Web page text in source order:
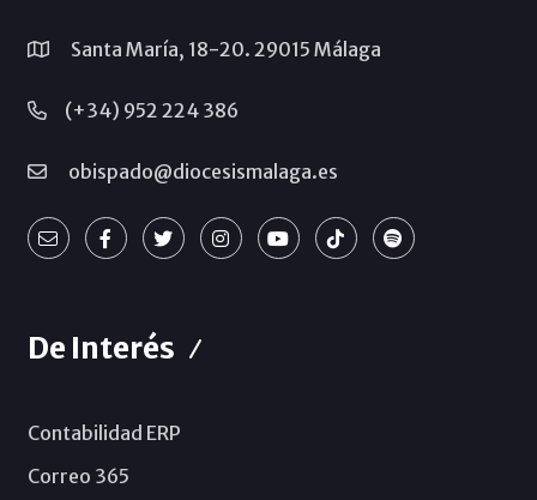
Santa María, 18-20. 29015 Málaga
(+34) 952 224 386
obispado@diocesismalaga.es
De Interés
Contabilidad ERP
Correo 365